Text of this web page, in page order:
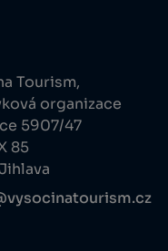
Tourism,
organizace
5907/47
85